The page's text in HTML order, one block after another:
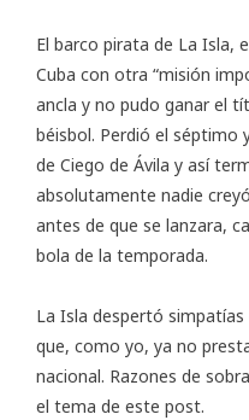
El barco pirata de La Isla,
Cuba con otra “misión
ancla y no pudo ganar el
béisbol. Perdió el séptimo
de Ciego de Ávila y así
absolutamente nadie
antes de que se lanzara,
bola de la temporada.
La Isla despertó
que, como yo, ya no
nacional. Razones de
el tema de este post.